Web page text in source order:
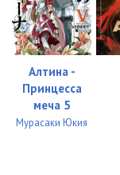
Алтина -
Принцесса
меча 5
Мурасаки Юкия